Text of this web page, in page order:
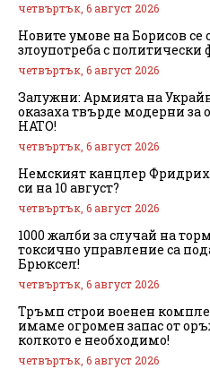
четвъртък, 6 август 2026
Новите умове на Борисов
злоупотреба с политически
четвъртък, 6 август 2026
Залужни: Армията на
оказаха твърде модерни за
НАТО!
четвъртък, 6 август 2026
Немският канцлер
си на 10 август?
четвъртък, 6 август 2026
1000 жалби за случай на
токсично управление са
Брюксел!
четвъртък, 6 август 2026
Тръмп строи военен
имаме огромен запас от
колкото е необходимо!
четвъртък, 6 август 2026